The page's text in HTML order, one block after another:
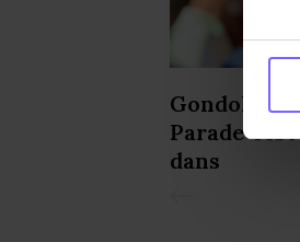
Ta
Parade-
dans